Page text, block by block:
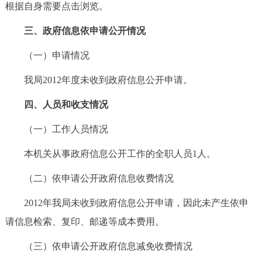
根据自身需要点击浏览。
三、政府信息依申请公开情况
（一）申请情况
我局2012年度未收到政府信息公开申请。
四、人员和收支情况
（一）工作人员情况
本机关从事政府信息公开工作的全职人员1人。
（二）依申请公开政府信息收费情况
2012年我局未收到政府信息公开申请，因此未产生依申
请信息检索、复印、邮递等成本费用。
（三）依申请公开政府信息减免收费情况